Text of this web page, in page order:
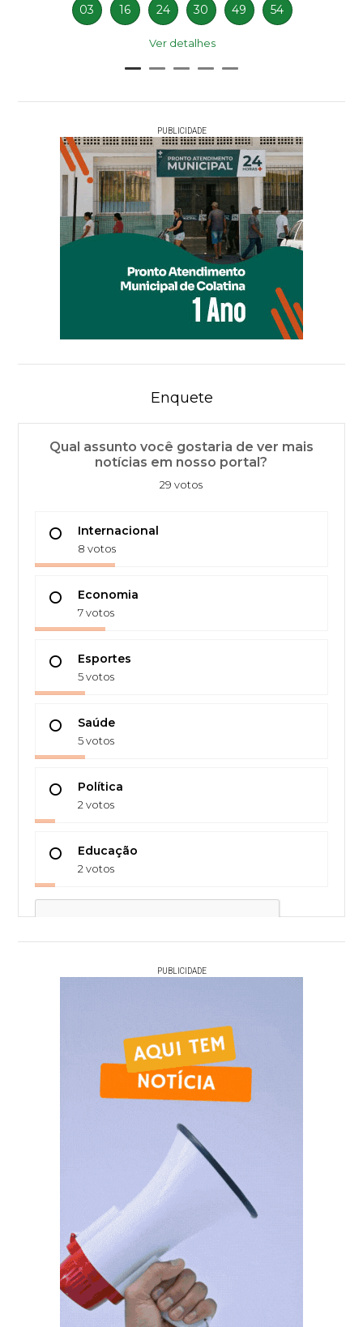
03 16 24 30 49 54
Ver detalhes
PUBLICIDADE
Enquete
Qual assunto você gostaria de ver mais
notícias em nosso portal?
29 votos
Internacional
8 votos
Economia
7 votos
Esportes
5 votos
Saúde
5 votos
Política
2 votos
Educação
2 votos
PUBLICIDADE